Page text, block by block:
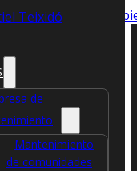
principal Saltar al
de
Mantenimiento
de comunidades